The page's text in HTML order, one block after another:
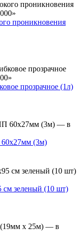
проникновения
прозрачное (1л)
(3м)
см зеленый (10 шт)